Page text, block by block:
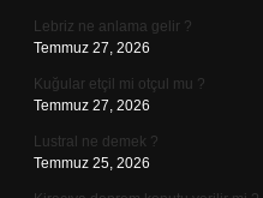
Lebriz ne anlama gelir ?
Temmuz 27, 2026
Kuğular etçil mi otçul mu ?
Temmuz 27, 2026
Lustral ne demek ?
Temmuz 25, 2026